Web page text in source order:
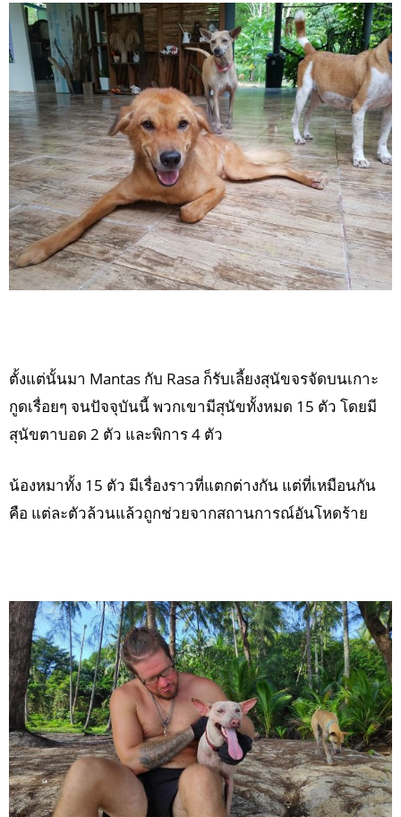
ตั้งแต่นั้นมา Mantas กับ Rasa ก็รับเลี้ยงสุนัขจรจัดบนเกาะ
กูดเรื่อยๆ จนปัจจุบันนี้ พวกเขามีสุนัขทั้งหมด 15 ตัว โดยมี
สุนัขตาบอด 2 ตัว และพิการ 4 ตัว
น้องหมาทั้ง 15 ตัว มีเรื่องราวที่แตกต่างกัน แต่ที่เหมือนกัน
คือ แต่ละตัวล้วนแล้วถูกช่วยจากสถานการณ์อันโหดร้าย